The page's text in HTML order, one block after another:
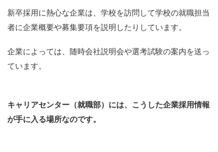
新卒採用に熱心な企業は、学校を訪問して学校の就職担当
者に企業概要や募集要項を説明したりしています。
企業によっては、随時会社説明会や選考試験の案内を送っ
ています。
キャリアセンター（就職部）には、こうした企業採用情報
が手に入る場所なのです。